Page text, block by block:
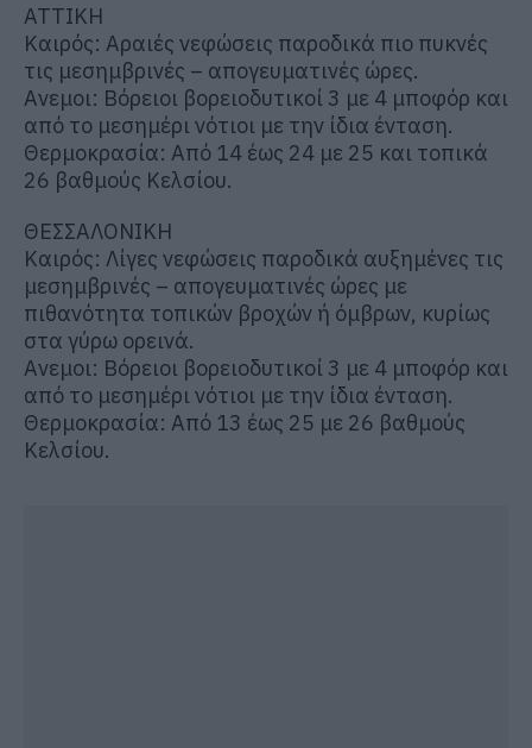
ΑΤΤΙΚΗ
Καιρός: Αραιές νεφώσεις παροδικά πιο πυκνές
τις μεσημβρινές – απογευματινές ώρες.
Ανεμοι: Βόρειοι βορειοδυτικοί 3 με 4 μποφόρ και
από το μεσημέρι νότιοι με την ίδια ένταση.
Θερμοκρασία: Από 14 έως 24 με 25 και τοπικά
26 βαθμούς Κελσίου.
ΘΕΣΣΑΛΟΝΙΚΗ
Καιρός: Λίγες νεφώσεις παροδικά αυξημένες τις
μεσημβρινές – απογευματινές ώρες με
πιθανότητα τοπικών βροχών ή όμβρων, κυρίως
στα γύρω ορεινά.
Ανεμοι: Βόρειοι βορειοδυτικοί 3 με 4 μποφόρ και
από το μεσημέρι νότιοι με την ίδια ένταση.
Θερμοκρασία: Από 13 έως 25 με 26 βαθμούς
Κελσίου.